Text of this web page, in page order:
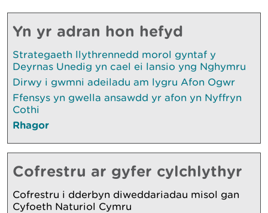
Yn yr adran hon hefyd
Strategaeth llythrennedd morol gyntaf y
Deyrnas Unedig yn cael ei lansio yng Nghymru
Dirwy i gwmni adeiladu am lygru Afon Ogwr
Ffensys yn gwella ansawdd yr afon yn Nyffryn
Cothi
Rhagor
Cofrestru ar gyfer cylchlythyr
Cofrestru i dderbyn diweddariadau misol gan
Cyfoeth Naturiol Cymru